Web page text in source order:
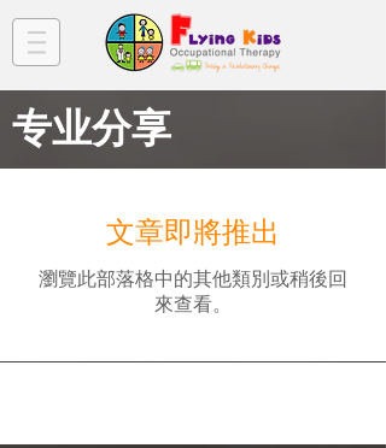
​专业分享
文章即將推出
瀏覽此部落格中的其他類別或稍後回
來查看。